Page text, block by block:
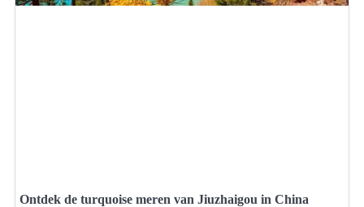
Ontdek de turquoise meren van Jiuzhaigou in China